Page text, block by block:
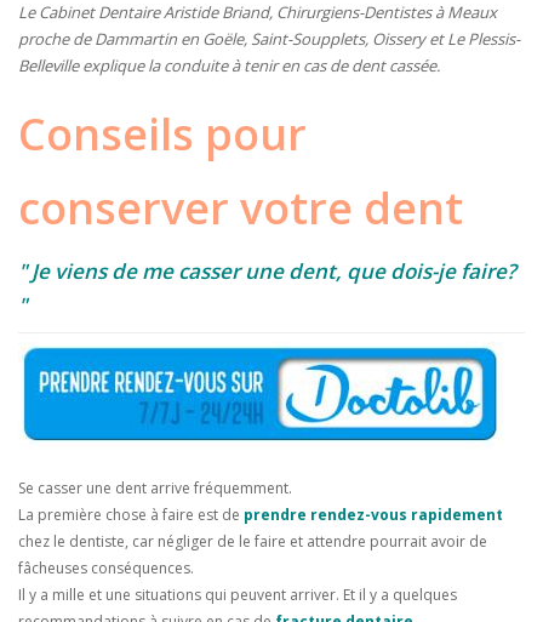
LeCabinetDentaire Aristide Briand, Chirurgiens-Dentistes à Meaux
proche de Dammartin en Goële, Saint-Soupplets, Oissery et Le Plessis-
Belleville explique la conduite à tenir en cas de dent cassée.
Conseils pour
conserver votre dent
" Je viens de me casser une dent, que dois-je faire?
"
Se casser une dent arrive fréquemment.
La première chose à faire est de prendre rendez-vous rapidement
chez le dentiste, car négliger de le faire et attendre pourrait avoir de
fâcheuses conséquences.
Il y a mille et une situations qui peuvent arriver. Et il y a quelques